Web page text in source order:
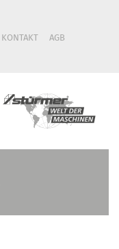
KONTAKT
AGB